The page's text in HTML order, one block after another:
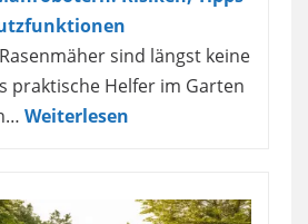
sind längst keine
praktische Helfer im Garten
Weiterlesen